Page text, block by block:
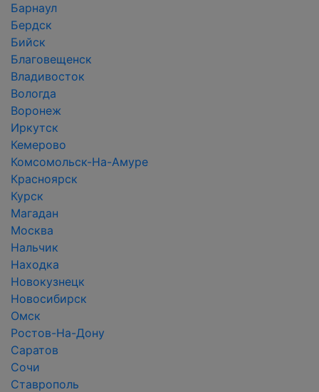
Барнаул
Бердск
Бийск
Благовещенск
Владивосток
Вологда
Воронеж
Иркутск
Кемерово
Комсомольск-На-Амуре
Красноярск
Курск
Магадан
Москва
Нальчик
Находка
Новокузнецк
Новосибирск
Омск
Ростов-На-Дону
Саратов
Сочи
Ставрополь